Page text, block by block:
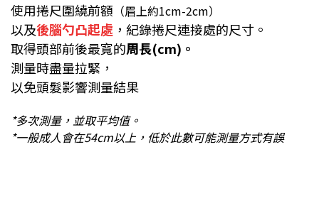
使用捲尺圍繞前額 （眉上約1cm-2cm）
以及後腦勺凸起處 ，紀錄捲尺連接處的尺寸。
取得頭部前後最寬的周長(cm)。
測量時盡量拉緊，
以免頭髮影響測量結果
*多次測量，並取平均值。
*一般成人會在54cm以上，低於此數可能測量方式有誤